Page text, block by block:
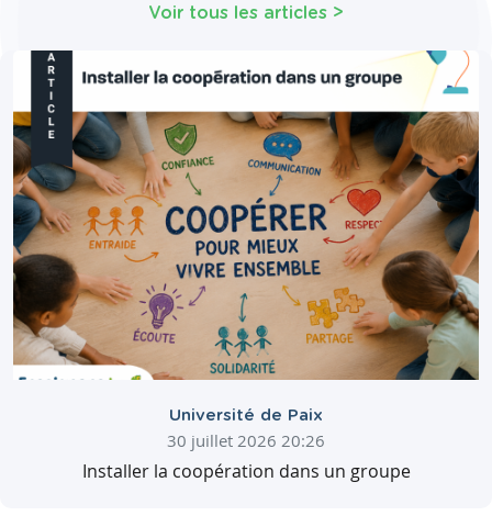
Voir tous les articles >
Université de Paix
30 juillet 2026 20:26
Installer la coopération dans un groupe